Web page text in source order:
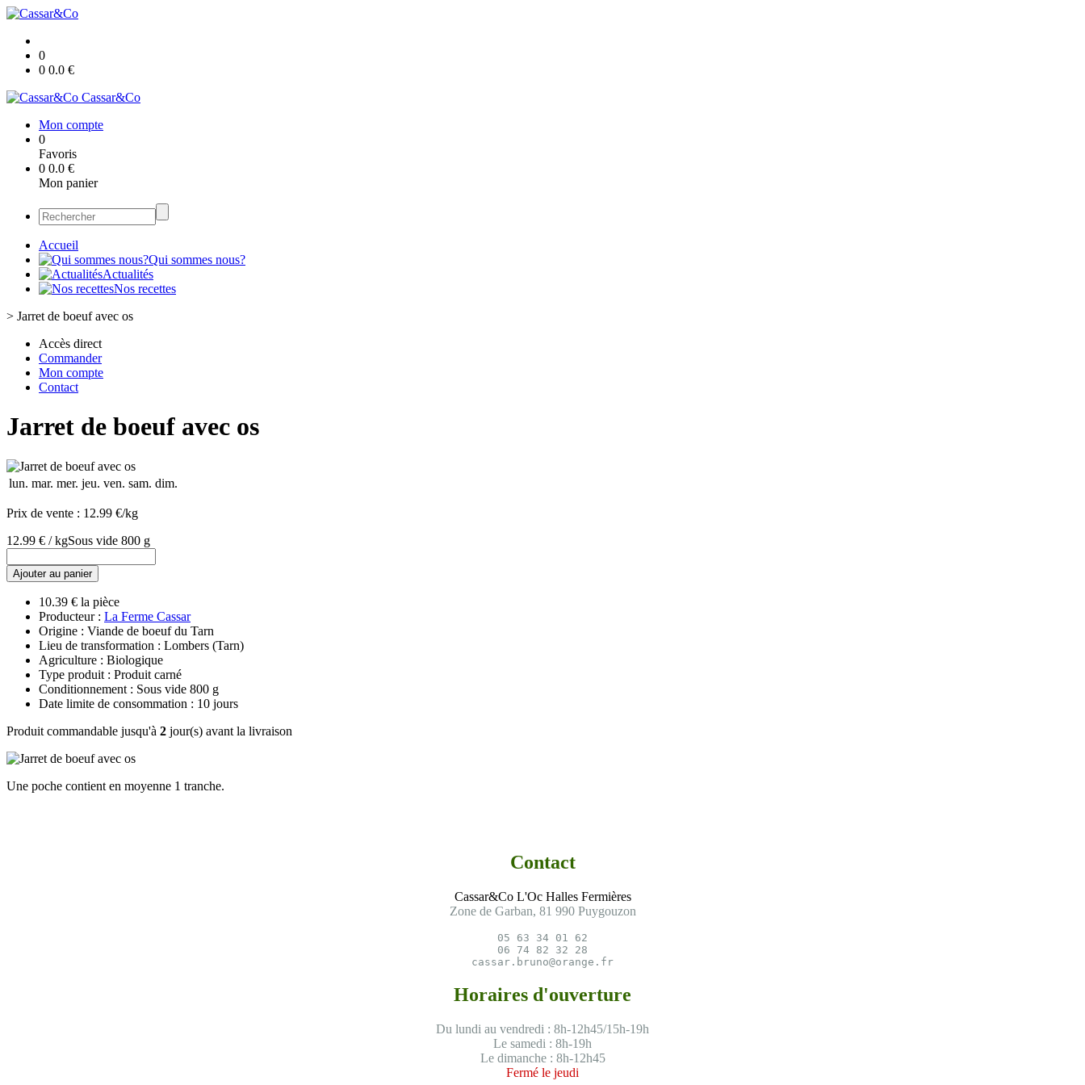
0
0 0.0 €
Cassar&Co
Mon compte
0
Favoris
0 0.0 €
Mon panier
Accueil
Qui sommes nous?
Actualités
Nos recettes
> Jarret de boeuf avec os
Accès direct
Commander
Mon compte
Contact
Jarret de boeuf avec os
lun. mar. mer. jeu. ven. sam. dim.
Prix de vente : 12.99 €/kg
12.99 € / kgSous vide 800 g
Ajouter au panier
10.39 € la pièce
Producteur : La Ferme Cassar
Origine : Viande de boeuf du Tarn
Lieu de transformation : Lombers (Tarn)
Agriculture : Biologique
Type produit : Produit carné
Conditionnement : Sous vide 800 g
Date limite de consommation : 10 jours
Produit commandable jusqu'à 2 jour(s) avant la livraison
Une poche contient en moyenne 1 tranche.
Contact
Cassar&Co L'Oc Halles Fermières
Zone de Garban, 81 990 Puygouzon
05 63 34 01 62
06 74 82 32 28
cassar.bruno@orange.fr
Horaires d'ouverture
Du lundi au vendredi : 8h-12h45/15h-19h
Le samedi : 8h-19h
Le dimanche : 8h-12h45
Fermé le jeudi